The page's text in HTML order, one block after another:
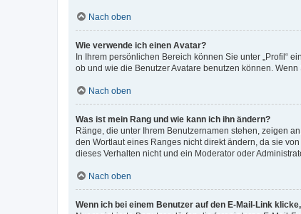
Nach oben
Wie verwende ich einen Avatar?
In Ihrem persönlichen Bereich können Sie unter „Profil“
ob und wie die Benutzer Avatare benutzen können.
Nach oben
Was ist mein Rang und wie kann ich ihn ändern?
Ränge, die unter Ihrem Benutzernamen stehen, zeigen
den Wortlaut eines Ranges nicht direkt ändern, da sie
dieses Verhalten nicht und ein Moderator oder
Nach oben
Wenn ich bei einem Benutzer auf den E-Mail-Link